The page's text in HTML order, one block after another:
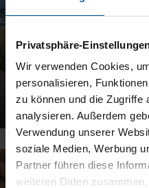
Privatsphäre-
Wir verwenden Cookies,
personalisieren,
zu können und die Zugriffe
analysieren. Außerdem
Verwendung unserer
soziale Medien, Werbung
Partner führen diese
weiteren Daten
Ferienwohnung
steuerlich zu beachten